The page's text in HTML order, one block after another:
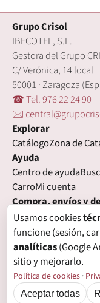
Grupo Crisol
IBECOTEL, S.L.
Gestora del Grupo
C/ Verónica, 14 local
50001 · Zaragoza
☎ Tel. 976 22 24 90
🖂
Explorar
CatálogoZona de
Ayuda
Centro de ayuda
CarroMi cuenta
Compra, envíos y
Condiciones de
Plazos de entrega
Legal
Aviso legalPrivacidad
Política de cookies
Usamos cookies
funcione (sesión,
analíticas(Google
sitio y mejorarlo.
Política de cookies ·
Aceptar todas